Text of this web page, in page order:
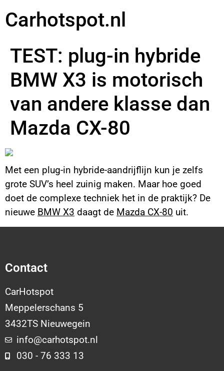
Carhotspot.nl
TEST: plug-in hybride
BMW X3 is motorisch
van andere klasse dan
Mazda CX-80
Met een plug-in hybride-aandrijflijn kun je zelfs
grote SUV’s heel zuinig maken. Maar hoe goed
doet de complexe techniek het in de praktijk? De
nieuwe BMW X3 daagt de Mazda CX-80 uit.
Contact
CarHotspot
Meppelerschans 5
3432TS Nieuwegein
info@carhotspot.nl
030 - 76 333 13